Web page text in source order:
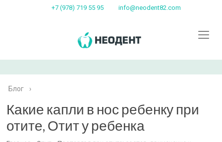
+7 (978) 719 55 95 info@neodent82.com
Блог ›
Какие капли в нос ребенку при
отите, Отит у ребенка